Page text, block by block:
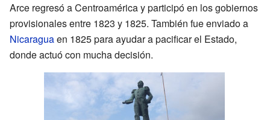
Arce regresó a Centroamérica y participó en los gobiernos
provisionales entre 1823 y 1825. También fue enviado a
Nicaraguaen 1825 para ayudar a pacificar el Estado,
donde actuó con mucha decisión.